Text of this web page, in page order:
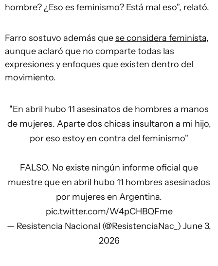
hombre? ¿Eso es feminismo? Está mal eso", relató.
Farro sostuvo además quese considera feminista,
aunque aclaró que no comparte todas las
expresiones y enfoques que existen dentro del
movimiento.
"En abril hubo 11 asesinatos de hombres a manos
de mujeres. Aparte dos chicas insultaron a mi hijo,
por eso estoy en contra del feminismo"
FALSO. No existe ningún informe oficial que
muestre que en abril hubo 11 hombres asesinados
por mujeres en Argentina.
pic.twitter.com/W4pCHBQFme
— Resistencia Nacional (@ResistenciaNac_) June 3,
2026